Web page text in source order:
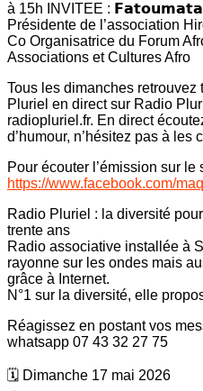
à 15h INVITEE :
Présidente de l’association
Co Organisatrice du Forum
Associations et Cultures Afro
Tous les dimanches retrouvez
Pluriel en direct sur Radio
radiopluriel.fr. En direct
d’humour, n’hésitez pas à les
Pour écouter l’émission sur le
https://www.facebook.com/
Radio Pluriel : la diversité
trente ans
Radio associative installée à
rayonne sur les ondes mais
grâce à Internet.
N°1 sur la diversité, elle
Réagissez en postant vos
whatsapp 07 43 32 27 75
🗓️ Dimanche 17 mai 2026